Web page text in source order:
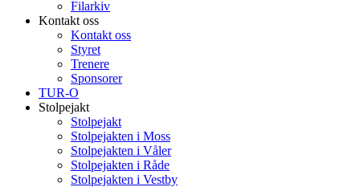
Filarkiv
Kontakt oss
Kontakt oss
Styret
Trenere
Sponsorer
TUR-O
Stolpejakt
Stolpejakt
Stolpejakten i Moss
Stolpejakten i Våler
Stolpejakten i Råde
Stolpejakten i Vestby